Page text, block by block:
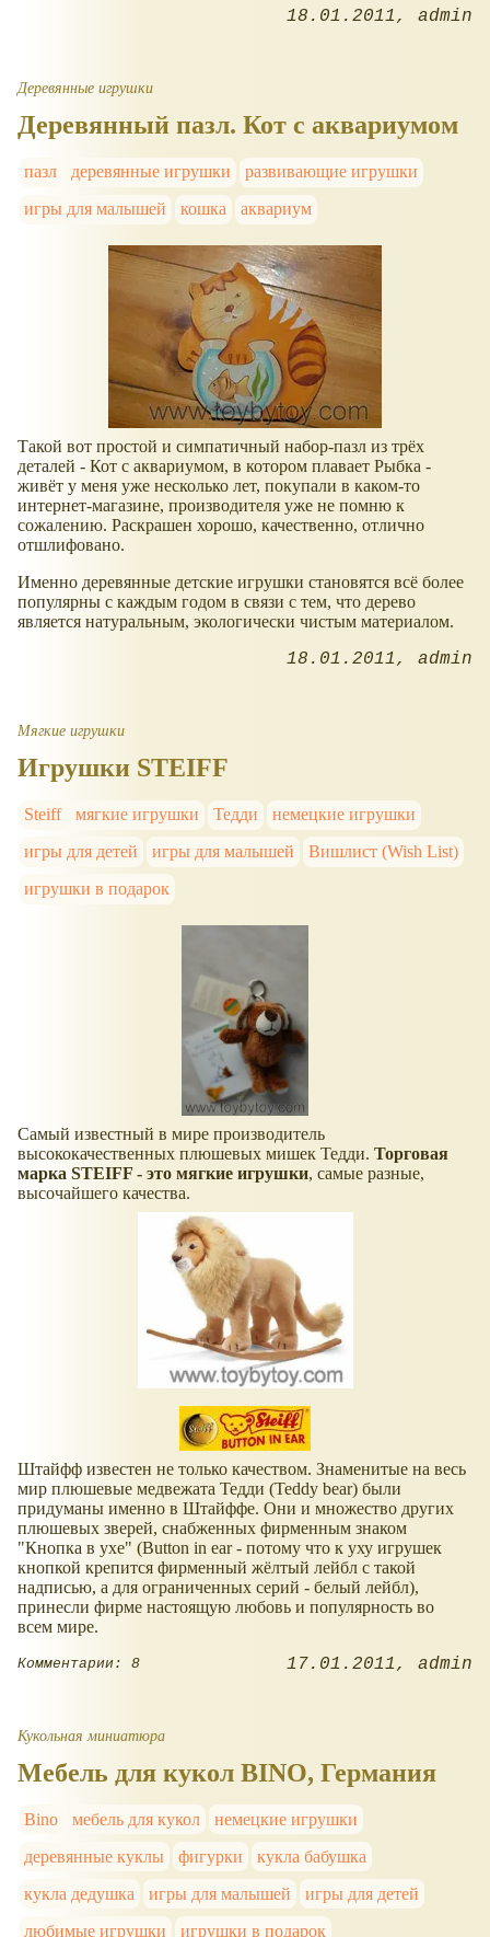
18.01.2011 admin
Деревянные игрушки
Деревянный пазл. Кот с аквариумом
пазл деревянные игрушки
развивающие игрушки
игры для малышей
кошка аквариум
Такой вот простой и симпатичный набор-пазл из трёх
деталей - Кот с аквариумом, в котором плавает Рыбка -
живёт у меня уже несколько лет, покупали в каком-то
интернет-магазине, производителя уже не помню к
сожалению. Раскрашен хорошо, качественно, отлично
отшлифовано.
Именно деревянные детские игрушки становятся всё более
популярны с каждым годом в связи с тем, что дерево
является натуральным, экологически чистым материалом.
18.01.2011 admin
Мягкие игрушки
Игрушки STEIFF
Steiff мягкие игрушки Тедди
немецкие игрушки
игры для детей
игры для малышей
Вишлист (Wish List)
игрушки в подарок
Cамый известный в мире производитель
высококачественных плюшевых мишек Тедди. Торговая
марка STEIFF - это мягкие игрушки, самые разные,
высочайшего качества.
Штайфф известен не только качеством. Знаменитые на весь
мир плюшевые медвежата Тедди (Teddy bear) были
придуманы именно в Штайффе. Они и множество других
плюшевых зверей, снабженных фирменным знаком
"Кнопка в ухе" (Button in ear - потому что к уху игрушек
кнопкой крепится фирменный жёлтый лейбл с такой
надписью, а для ограниченных серий - белый лейбл),
принесли фирме настоящую любовь и популярность во
всем мире.
Комментарии: 8 17.01.2011 admin
Кукольная миниатюра
Мебель для кукол BINO, Германия
Bino мебель для кукол
немецкие игрушки
деревянные куклы
фигурки
кукла бабушка
кукла дедушка
игры для малышей
игры для детей
любимые игрушки
игрушки в подарок